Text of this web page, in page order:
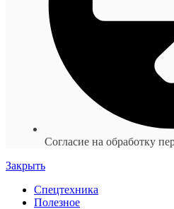
Согласие на обработку
Закрыть
Спецтехника
Полезное